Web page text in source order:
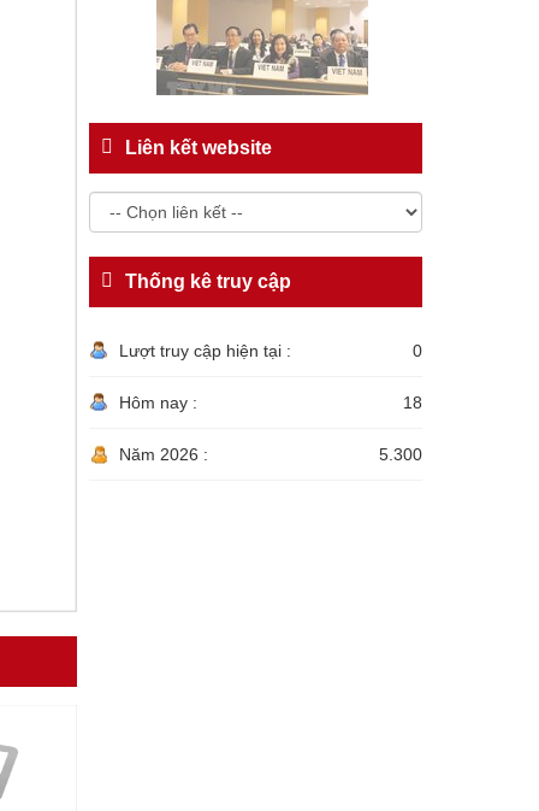
Liên kết website
Thống kê truy cập
Lượt truy cập hiện tại : 0
Hôm nay : 18
Năm 2026 : 5.300